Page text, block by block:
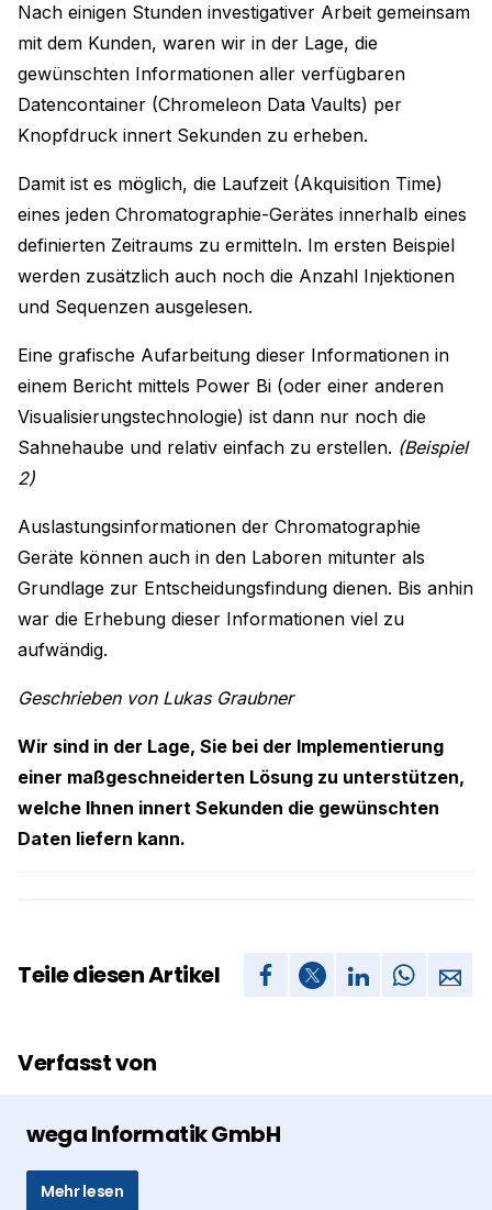
Nach einigen Stunden investigativer Arbeit gemeinsam
mit dem Kunden, waren wir in der Lage, die
gewünschten Informationen aller verfügbaren
Datencontainer (Chromeleon Data Vaults) per
Knopfdruck innert Sekunden zu erheben.
Damit ist es möglich, die Laufzeit (Akquisition Time)
eines jeden Chromatographie-Gerätes innerhalb eines
definierten Zeitraums zu ermitteln. Im ersten Beispiel
werden zusätzlich auch noch die Anzahl Injektionen
und Sequenzen ausgelesen.
Eine grafische Aufarbeitung dieser Informationen in
einem Bericht mittels Power Bi (oder einer anderen
Visualisierungstechnologie) ist dann nur noch die
Sahnehaube und relativ einfach zu erstellen. (Beispiel
2)
Auslastungsinformationen der Chromatographie
Geräte können auch in den Laboren mitunter als
Grundlage zur Entscheidungsfindung dienen. Bis anhin
war die Erhebung dieser Informationen viel zu
aufwändig.
Geschrieben von Lukas Graubner
Wir sind in der Lage, Sie bei der Implementierung
einer maßgeschneiderten Lösung zu unterstützen,
welche Ihnen innert Sekunden die gewünschten
Daten liefern kann.
Teile diesen Artikel
Verfasst von
wega Informatik GmbH
Mehr lesen